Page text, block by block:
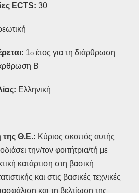
ECTS: 30
1ο έτος για τη διάρθρωση
Β
Ελληνική
της Θ.Ε.: Κύριος σκοπός αυτής
την/τον φοιτήτρια/τή με
κατάρτιση στη βασική
και στις βασικές τεχνικές
και τη βελτίωση της